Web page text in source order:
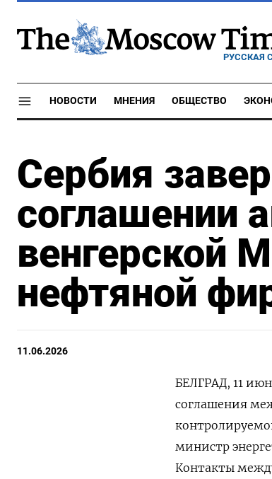
РУССКАЯ
НОВОСТИ МНЕНИЯ ОБЩЕСТВО
Сербия
соглашении
венгерской
нефтяной
11.06.2026
БЕЛГРАД, 11
соглашения
министр
Контакты